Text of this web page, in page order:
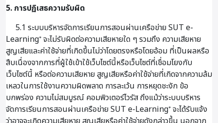
5. การปฏิเสธความรับผิด
5.1 ระบบบริหารจัดการเรียนการสอนผ่านเครือข่าย SUT e-
Learning⁺ จะไม่รับผิดต่อความเสียหายใด ๆ รวมถึง ความเสียหาย
สูญเสียและค่าใช้จ่ายที่เกิดขึ้นไม่ว่าโดยตรงหรือโดยอ้อม ที่เป็นผลหรือ
สืบเนื่องจากการที่ผู้ใช้เข้าใช้เว็บไซต์นี้หรือเว็บไซต์ที่เชื่อมโยงกับ
เว็บไซต์นี้ หรือต่อความเสียหาย สูญเสียหรือค่าใช้จ่ายที่เกิดจากความล้ม
เหลวในการใช้งานความผิดพลาด การละเว้น การหยุดชะงัก ข้อ
บกพร่อง ความไม่สมบูรณ์ คอมพิวเตอร์ไวรัส ถึงแม้ว่าระบบบริหาร
จัดการเรียนการสอนผ่านเครือข่าย SUT e-Learning⁺ จะได้รับแจ้ง